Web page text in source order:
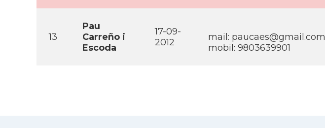
13
Pau
Carreño i
Escoda
17-09-
2012
mail: paucaes@gmail.com
mobil: 9803639901